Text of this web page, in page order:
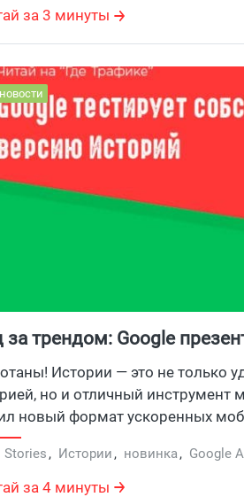
за 3 минуты
за трендом: Google
Истории — это не только
но и отличный инструмент
новый формат ускоренных
веб-мастера создадут
экранов с фото и видео.
Stories, Истории, новинка, Google
за 4 минуты